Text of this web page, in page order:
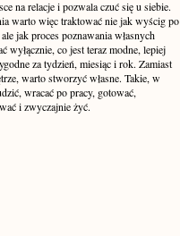
na relacje i pozwala czuć się u siebie.
warto więc traktować nie jak wyścig po
jak proces poznawania własnych
wyłącznie, co jest teraz modne, lepiej
za tydzień, miesiąc i rok. Zamiast
warto stworzyć własne. Takie, w
wracać po pracy, gotować,
i zwyczajnie żyć.